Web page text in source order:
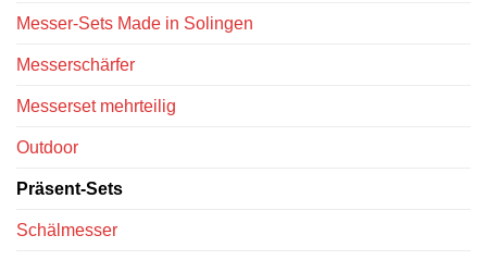
Messer-Sets Made in Solingen
Messerschärfer
Messerset mehrteilig
Outdoor
Präsent-Sets
Schälmesser